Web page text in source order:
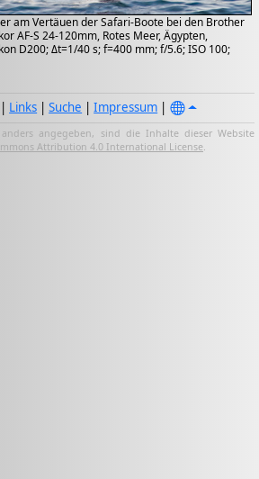
am Vertäuen der Safari-Boote bei den Brother
AF-S 24-120mm, Rotes Meer, Ägypten,
D200; Δt=1/40 s; f=400 mm; f/5.6; ISO 100;
| Links |Suche |Impressum |
angegeben, sind die Inhalte dieser Website
Attribution 4.0 International License